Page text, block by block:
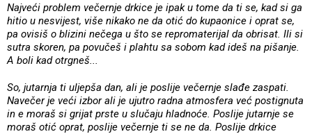
Najveći problem večernje drkice je ipak u tome da ti se, kad si ga
hitio u nesvijest, više nikako ne da otić do kupaonice i oprat se,
pa ovisiš o blizini nečega u što se repromaterijal da obrisat. Ili si
sutra skoren, pa povučeš i plahtu sa sobom kad ideš na pišanje.
A boli kad otrgneš...
So, jutarnja ti uljepša dan, ali je poslije večernje slađe zaspati.
Navečer je veći izbor ali je ujutro radna atmosfera već postignuta
in e moraš si grijat prste u slučaju hladnoće. Poslije jutarnje se
moraš otić oprat, poslije večernje ti se ne da. Poslije drkice